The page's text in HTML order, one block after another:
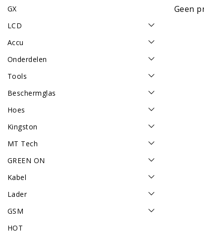
GX
LCD
Accu
Onderdelen
Tools
Beschermglas
Hoes
Kingston
MT Tech
GREEN ON
Kabel
Lader
GSM
HOT
Geen